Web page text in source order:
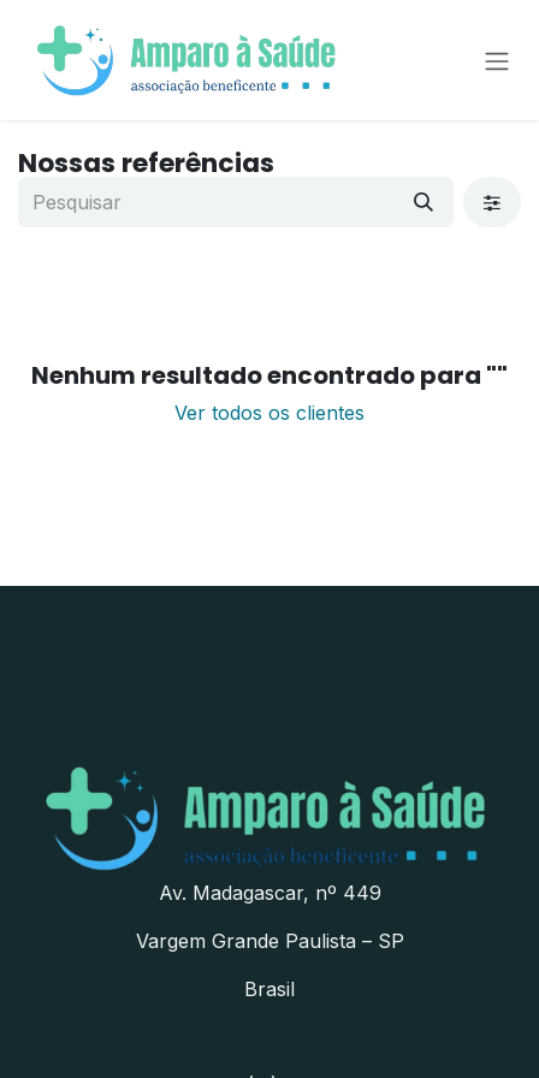
Nossas referências
Nenhum resultado encontrado para ""
Ver todos os clientes
Av. Madagascar, nº 449
Vargem Grande Paulista – SP
Brasil